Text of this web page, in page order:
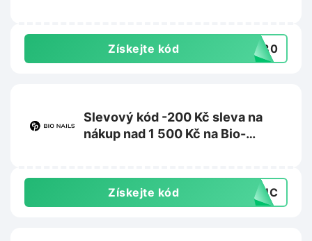
Získejte kód CK30
Slevový kód -200 Kč sleva na
nákup nad 1 500 Kč na Bio-
Získejte kód D8UC